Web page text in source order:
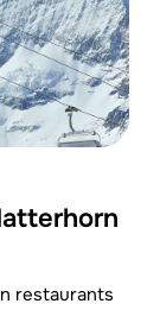
restaurants